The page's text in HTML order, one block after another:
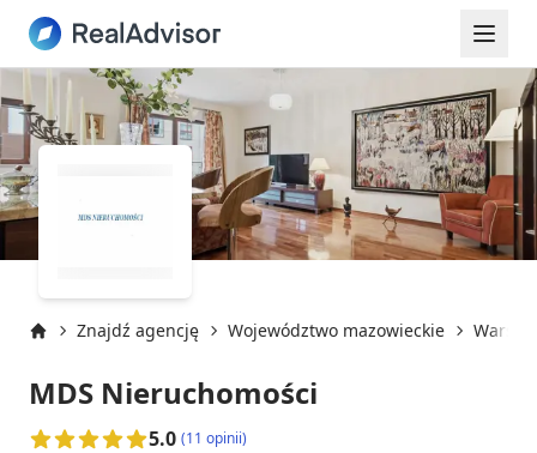
Znajdź agencję Województwo mazowieckie
MDS Nieruchomości
5.0 (11 opinii)